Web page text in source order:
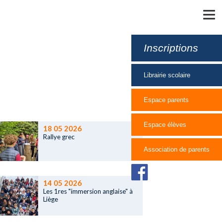
Inscriptions
Librairie scolaire
Espace parents
Espace élèves
Association de parents
18 05 2026
Rallye grec
14 05 2026
Les 1res "immersion anglaise" à
Liège